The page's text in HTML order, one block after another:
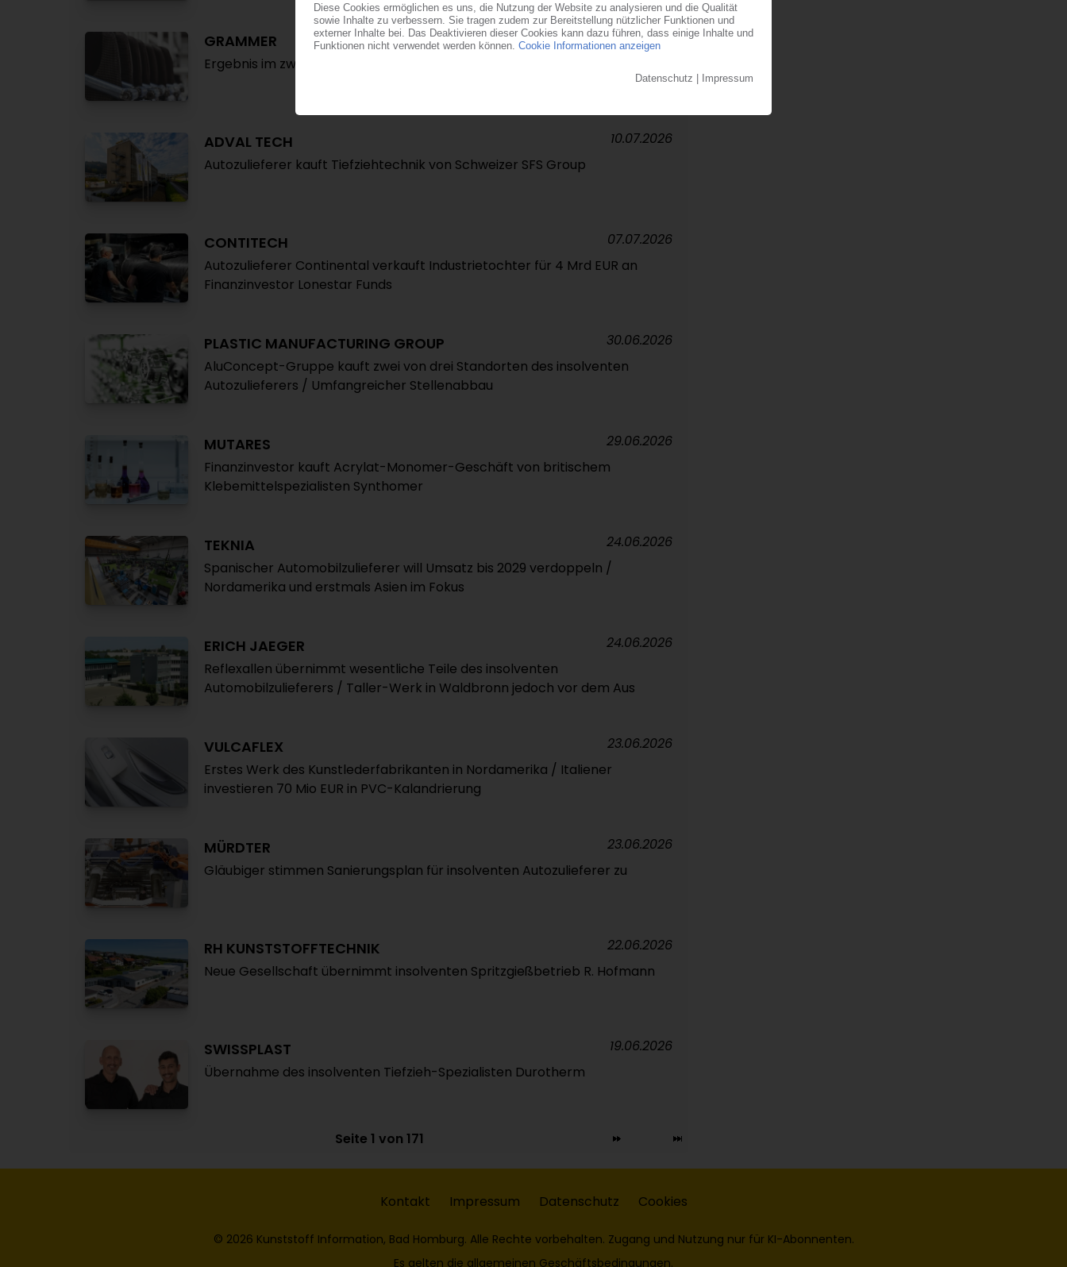
GRAMMER
Ergebnis im zweiten Quartal verdoppelt
13.07.2026
ADVAL TECH
Autozulieferer kauft Tiefziehtechnik von Schweizer SFS Group
10.07.2026
CONTITECH
Autozulieferer Continental verkauft Industrietochter für 4 Mrd EUR an
Finanzinvestor Lonestar Funds
07.07.2026
PLASTIC MANUFACTURING GROUP
AluConcept-Gruppe kauft zwei von drei Standorten des insolventen
Autozulieferers / Umfangreicher Stellenabbau
30.06.2026
MUTARES
Finanzinvestor kauft Acrylat-Monomer-Geschäft von britischem
Klebemittelspezialisten Synthomer
29.06.2026
TEKNIA
Spanischer Automobilzulieferer will Umsatz bis 2029 verdoppeln /
Nordamerika und erstmals Asien im Fokus
24.06.2026
ERICH JAEGER
Reflexallen übernimmt wesentliche Teile des insolventen
Automobilzulieferers / Taller-Werk in Waldbronn jedoch vor dem Aus
24.06.2026
VULCAFLEX
Erstes Werk des Kunstlederfabrikanten in Nordamerika / Italiener
investieren 70 Mio EUR in PVC-Kalandrierung
23.06.2026
MÜRDTER
Gläubiger stimmen Sanierungsplan für insolventen Autozulieferer zu
23.06.2026
RH KUNSTSTOFFTECHNIK
Neue Gesellschaft übernimmt insolventen Spritzgießbetrieb R. Hofmann
22.06.2026
SWISSPLAST
Übernahme des insolventen Tiefzieh-Spezialisten Durotherm
19.06.2026
Seite 1 von 171
Kontakt Impressum Datenschutz Cookies
© 2026 Kunststoff Information, Bad Homburg. Alle Rechte vorbehalten. Zugang und Nutzung nur für KI-Abonnenten.
Es gelten die allgemeinen Geschäftsbedingungen.